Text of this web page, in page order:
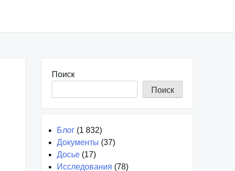
Поиск
Поиск
Блог (1 832)
Документы (37)
Досье (17)
Исследования (78)